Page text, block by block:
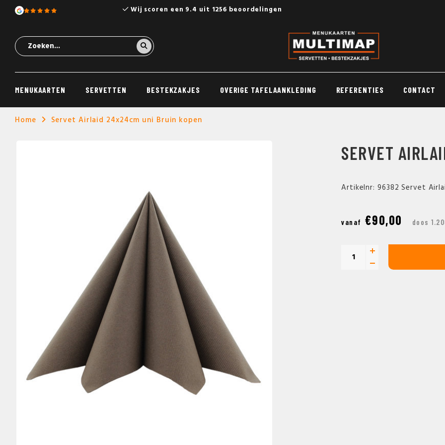
Wij scoren een 9.4 uit 1256 beoordelingen
MENUKAARTEN SERVETTEN BESTEKZAKJES OVERIGE TAFELAANKLEDING REFERENTIES CONTACT
Home Servet Airlaid 24x24cm uni Bruin kopen
SERVET
Artikelnr: 96382 Servet
vanaf €90,00 doos